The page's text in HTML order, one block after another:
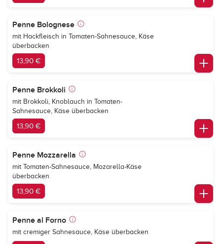
Penne Bolognese
mit Hackfleisch in Tomaten-Sahnesauce, Käse
überbacken
13,90 €
Penne Brokkoli
mit Brokkoli, Knoblauch in Tomaten-
Sahnesauce, Käse überbacken
13,90 €
Penne Mozzarella
mit Tomaten-Sahnesauce, Mozarella-Käse
überbacken
13,90 €
Penne al Forno
mit cremiger Sahnesauce, Käse überbacken